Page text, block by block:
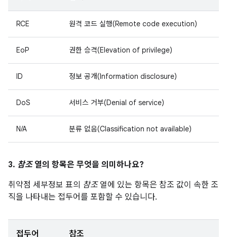
RCE 원격 코드 실행(Remote code execution)
EoP 권한 승격(Elevation of privilege)
ID 정보 공개(Information disclosure)
DoS 서비스 거부(Denial of service)
N/A 분류 없음(Classification not available)
3. 참조열의 항목은 무엇을 의미하나요?
취약점 세부정보 표의 참조열에 있는 항목은 참조 값이 속한 조
직을 나타내는 접두어를 포함할 수 있습니다.
접두어 참조